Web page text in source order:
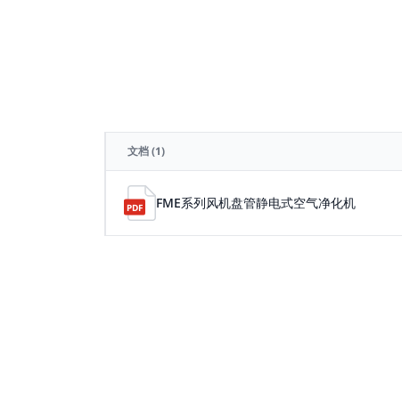
文档(1)
FME系列风机盘管静电式空气净化机